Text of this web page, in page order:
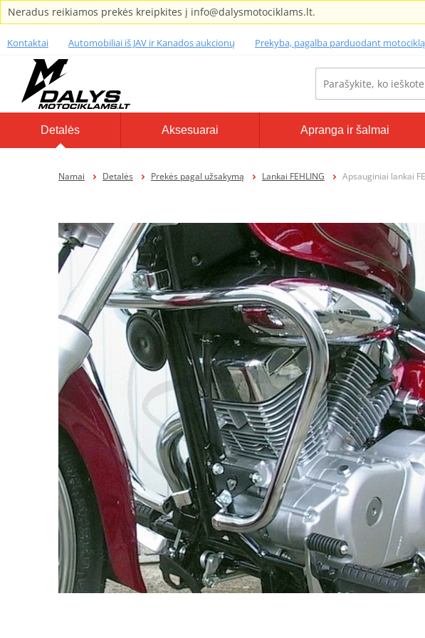
Neradus reikiamos prekės kreipkites į info@dalysmotociklams.lt.
Kontaktai Automobiliai iš JAV ir Kanados aukcionų Prekyba, pagalba parduodant motociklą
Detalės Aksesuarai Apranga ir šalmai
Namai Detalės Prekės pagal užsakymą Lankai FEHLING Apsauginiai lankai